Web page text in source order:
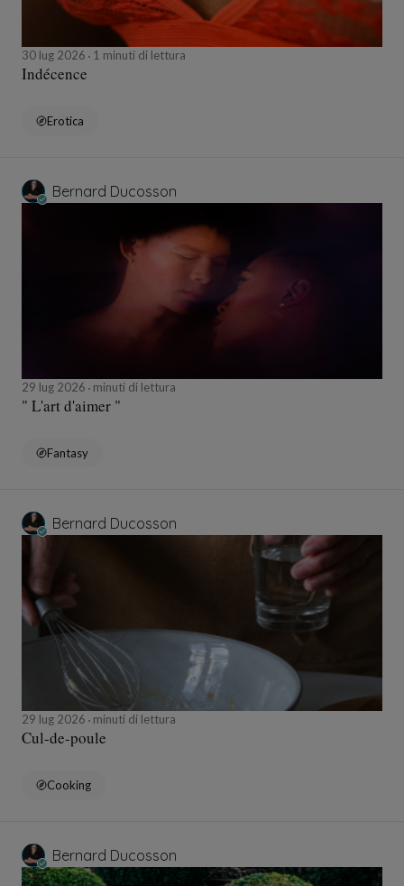
30 lug 2026 1 minuti di lettura
Indécence
Erotica
Bernard Ducosson
29 lug 2026 minuti di lettura
" L'art d'aimer "
Fantasy
Bernard Ducosson
29 lug 2026 minuti di lettura
Cul-de-poule
Cooking
Bernard Ducosson